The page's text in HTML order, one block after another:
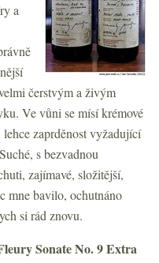
a
čerstvým a živým
Ve vůni se mísí krémové
zaprděnost vyžadující
s bezvadnou
zajímavé, složitější,
mne bavilo, ochutnáno
si rád znovu.
Sonate No. 9 Extra